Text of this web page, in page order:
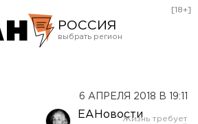
РОССИЯ
[18+]
6 АПРЕЛЯ 2018 В 19:11
ЕАНовости